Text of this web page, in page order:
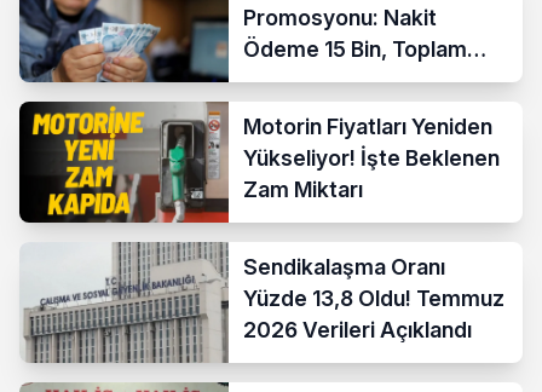
Promosyonu: Nakit
Ödeme 15 Bin, Toplam
Fırsat 35 Bin TL’ye Çıktı
Motorin Fiyatları Yeniden
Yükseliyor! İşte Beklenen
Zam Miktarı
Sendikalaşma Oranı
Yüzde 13,8 Oldu! Temmuz
2026 Verileri Açıklandı